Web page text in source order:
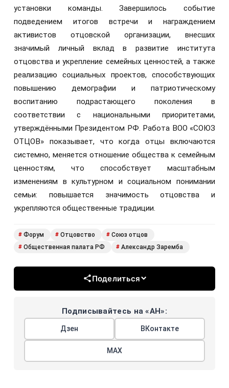
установки команды. Завершилось событие
подведением итогов встречи и награждением
активистов отцовской организации, внесших
значимый личный вклад в развитие института
отцовства и укрепление семейных ценностей, а также
реализацию социальных проектов, способствующих
повышению демографии и патриотическому
воспитанию подрастающего поколения в
соответствии с национальными приоритетами,
утверждёнными Президентом РФ. Работа ВОО «СОЮЗ
ОТЦОВ» показывает, что когда отцы включаются
системно, меняется отношение общества к семейным
ценностям, что способствует масштабным
изменениям в культурном и социальном понимании
семьи: повышается значимость отцовства и
укрепляются общественные традиции.
# Форум # Отцовство # Союз отцов
# Общественная палата РФ # Александр Заремба
Поделиться
Подписывайтесь на «АН»:
Дзен ВКонтакте
МАХ